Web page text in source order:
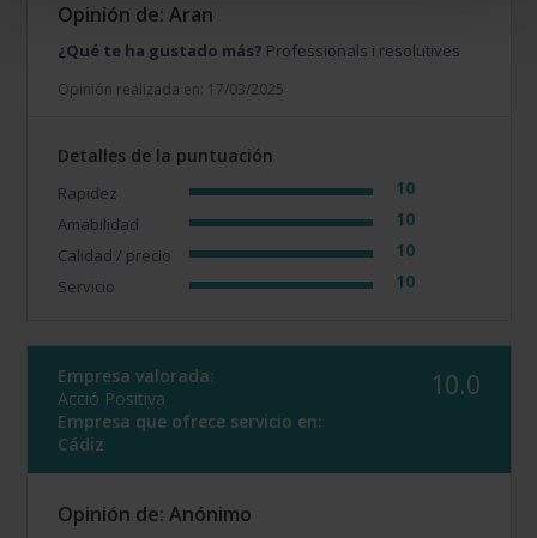
Opinión de: Aran
¿Qué te ha gustado más? Professionals i resolutives
Opinión realizada en: 17/03/2025
Detalles de la puntuación
Rapidez 10
Amabilidad 10
Calidad / precio 10
Servicio 10
Empresa valorada:
Acció Positiva
Empresa que ofrece servicio en:
Cádiz
10.0
Opinión de: Anónimo